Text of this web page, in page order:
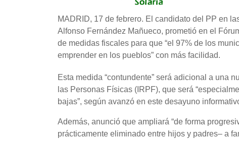
MADRID, 17 de febrero. El candidato del PP en
Alfonso Fernández Mañueco, prometió en el
de medidas fiscales para que “el 97% de los
emprender en los pueblos” con más facilidad.
Esta medida “contundente” será adicional a una
las Personas Físicas (IRPF), que será
bajas”, según avanzó en este desayuno
Además, anunció que ampliará “de forma
prácticamente eliminado entre hijos y padres– a